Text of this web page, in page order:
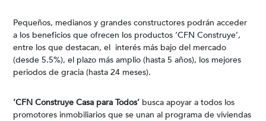
Pequeños, medianos y grandes constructores podrán acceder
a los beneficios que ofrecen los productos ‘CFN Construye’,
entre los que destacan, el interés más bajo del mercado
(desde 5.5%), el plazo más amplio (hasta 5 años), los mejores
periodos de gracia (hasta 24 meses).
‘CFN Construye Casa para Todos’ busca apoyar a todos los
promotores inmobiliarios que se unan al programa de viviendas